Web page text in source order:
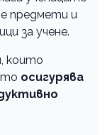
предмети и
за учене.
които
осигурява